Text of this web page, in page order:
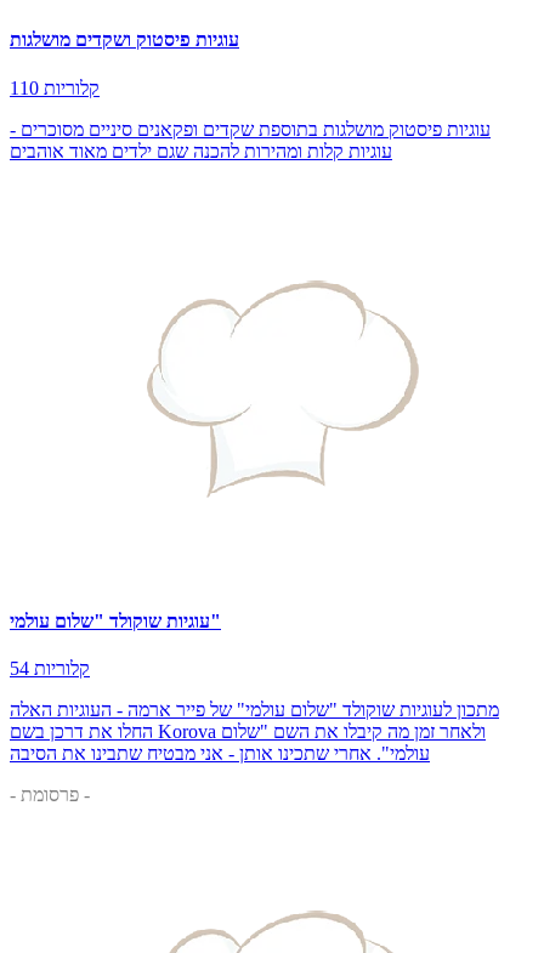
עוגיות פיסטוק ושקדים מושלגות
110 קלוריות
עוגיות פיסטוק מושלגות בתוספת שקדים ופקאנים סיניים מסוכרים -
עוגיות קלות ומהירות להכנה שגם ילדים מאוד אוהבים
עוגיות שוקולד "שלום עולמי"
54 קלוריות
מתכון לעוגיות שוקולד "שלום עולמי" של פייר ארמה - העוגיות האלה
החלו את דרכן בשם Korova ולאחר זמן מה קיבלו את השם "שלום
עולמי". אחרי שתכינו אותן - אני מבטיח שתבינו את הסיבה
- פרסומת -